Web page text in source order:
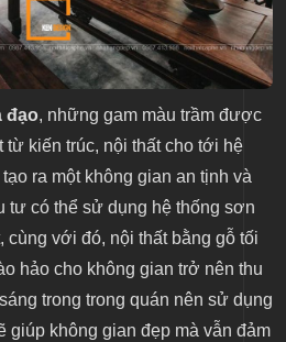
đạo, những gam màu trầm được
từ kiến trúc, nội thất cho tới hệ
ra một không gian an tịnh và
tư có thể sử dụng hệ thống sơn
với đó, nội thất bằng gỗ tối
hảo cho không gian trở nên thu
trong trong quán nên sử dụng
giúp không gian đẹp mà vẫn đảm